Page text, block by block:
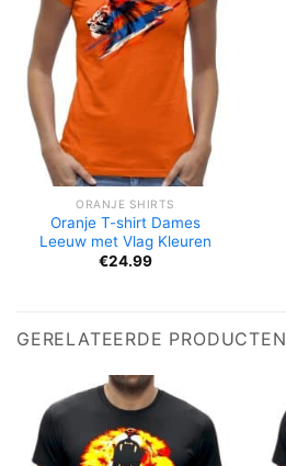
ORANJE SHIRTS
Oranje T-shirt Dames
Leeuw met Vlag Kleuren
€24.99
GERELATEERDE PRODUCTEN